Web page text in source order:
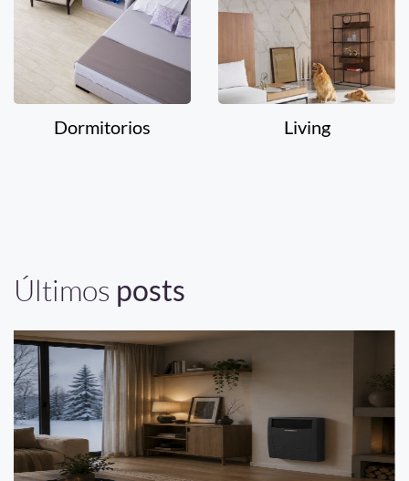
Dormitorios Living
Últimos posts